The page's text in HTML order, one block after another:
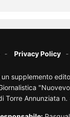
Privacy Policy
un supplemento
Torre Annunziata